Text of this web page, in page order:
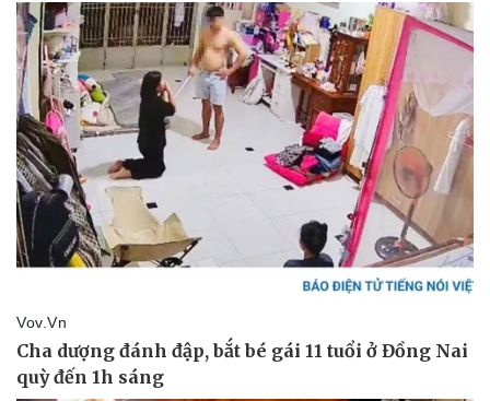
Sức khỏe
Dinh dưỡng - món ngon
Cây thuốc
Sản phụ khoa
Nhi khoa
Nam khoa
Làm đẹp - giảm cân
Phòng mạch online
Ăn sạch sống khỏe
Đời sống
Nhà đẹp
Blog
Tình yêu - Gia đình